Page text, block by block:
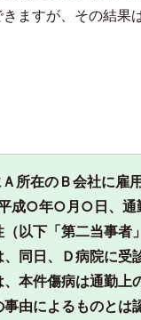
ますが、その結果
Ａ所在のＢ会社に雇
成○年○ 月 ○日、
以下「第二当事
同日、Ｄ病院に受
本件傷病は通勤
由によるものと